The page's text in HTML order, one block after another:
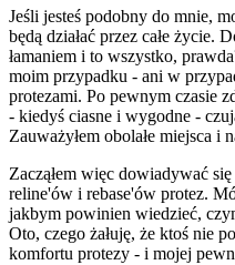
Jeśli jesteś podobny do mnie,
będą działać przez całe życie.
łamaniem i to wszystko,
moim przypadku - ani w
protezami. Po pewnym czasie
- kiedyś ciasne i wygodne -
Zauważyłem obolałe miejsca i
Zacząłem więc dowiadywać
reline'ów i rebase'ów protez.
jakbym powinien wiedzieć,
Oto, czego żałuję, że ktoś nie
komfortu protezy - i mojej